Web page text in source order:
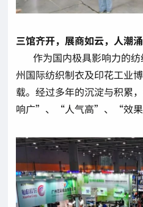
三馆齐开，展商如云，人潮
作为国内极具影响力的
州国际纺织制衣及印花工业
载。经过多年的沉淀与积累
响广”、“人气高”、“效果